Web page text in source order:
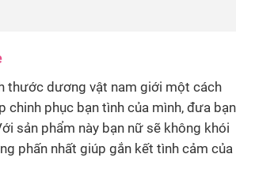
thước dương vật nam giới một cách
chinh phục bạn tình của mình, đưa bạn
sản phẩm này bạn nữ sẽ không khói
phấn nhất giúp gắn kết tình cảm của